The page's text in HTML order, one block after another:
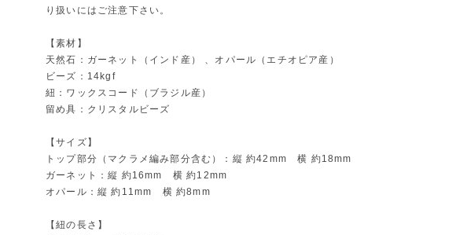
り扱いにはご注意下さい。
【素材】
天然石：ガーネット（インド産） 、オパール（エチオピア産）
ビーズ：14kgf
紐：ワックスコード（ブラジル産）
留め具：クリスタルビーズ
【サイズ】
トップ部分（マクラメ編み部分含む）：縦 約42mm 横 約18mm
ガーネット：縦 約16mm 横 約12mm
オパール：縦 約11mm 横 約8mm
【紐の長さ】